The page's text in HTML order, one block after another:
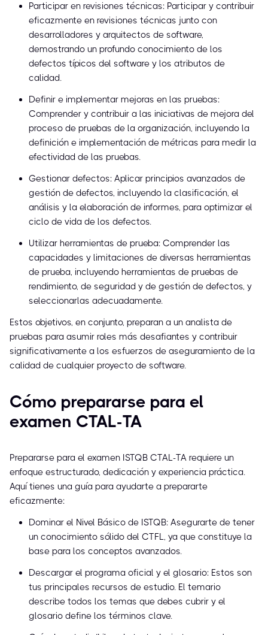
Participar en revisiones técnicas: Participar y contribuir
eficazmente en revisiones técnicas junto con
desarrolladores y arquitectos de software,
demostrando un profundo conocimiento de los
defectos típicos del software y los atributos de
calidad.
Definir e implementar mejoras en las pruebas:
Comprender y contribuir a las iniciativas de mejora del
proceso de pruebas de la organización, incluyendo la
definición e implementación de métricas para medir la
efectividad de las pruebas.
Gestionar defectos: Aplicar principios avanzados de
gestión de defectos, incluyendo la clasificación, el
análisis y la elaboración de informes, para optimizar el
ciclo de vida de los defectos.
Utilizar herramientas de prueba: Comprender las
capacidades y limitaciones de diversas herramientas
de prueba, incluyendo herramientas de pruebas de
rendimiento, de seguridad y de gestión de defectos, y
seleccionarlas adecuadamente.
Estos objetivos, en conjunto, preparan a un analista de
pruebas para asumir roles más desafiantes y contribuir
significativamente a los esfuerzos de aseguramiento de la
calidad de cualquier proyecto de software.
Cómo prepararse para el
examen CTAL-TA
Prepararse para el examen ISTQB CTAL-TA requiere un
enfoque estructurado, dedicación y experiencia práctica.
Aquí tienes una guía para ayudarte a prepararte
eficazmente:
Dominar el Nivel Básico de ISTQB: Asegurarte de tener
un conocimiento sólido del CTFL, ya que constituye la
base para los conceptos avanzados.
Descargar el programa oficial y el glosario: Estos son
tus principales recursos de estudio. El temario
describe todos los temas que debes cubrir y el
glosario define los términos clave.